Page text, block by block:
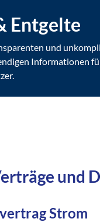
Entgelte
und
Informationen
und
Strom